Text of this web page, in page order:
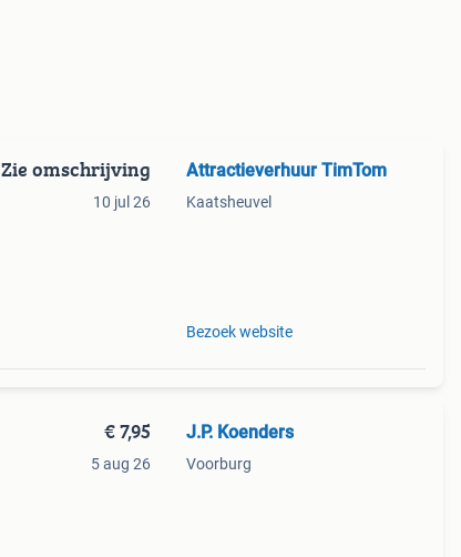
Zie omschrijving
10 jul 26
Attractieverhuur TimTom
Kaatsheuvel
Bezoek website
€ 7,95
5 aug 26
J.P. Koenders
Voorburg